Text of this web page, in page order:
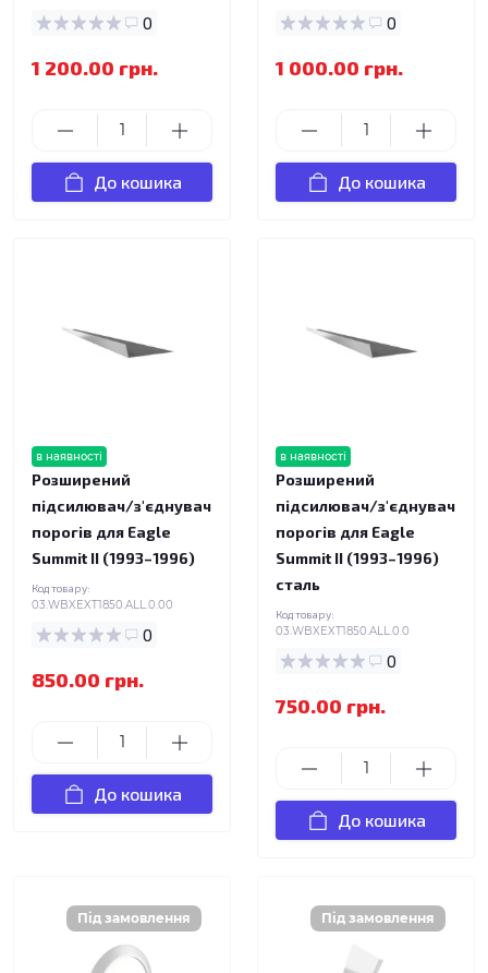
0
1 200.00 грн.
До кошика
0
1 000.00 грн.
До кошика
в наявності
Розширений
підсилювач/з'єднувач
порогів для Eagle
Summit II (1993–1996)
Код товару:
03.WBXEXT1850.ALL.0.00
0
850.00 грн.
До кошика
в наявності
Розширений
підсилювач/з'єднувач
порогів для Eagle
Summit II (1993–1996)
сталь
Код товару:
03.WBXEXT1850.ALL.0.0
0
750.00 грн.
До кошика